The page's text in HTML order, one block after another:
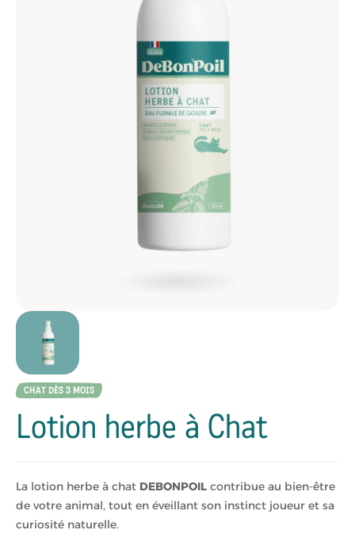
CHAT DÈS 3 MOIS
Lotion herbe à Chat
La lotion herbe à chat DEBONPOIL contribue au bien-être
de votre animal, tout en éveillant son instinct joueur et sa
curiosité naturelle.